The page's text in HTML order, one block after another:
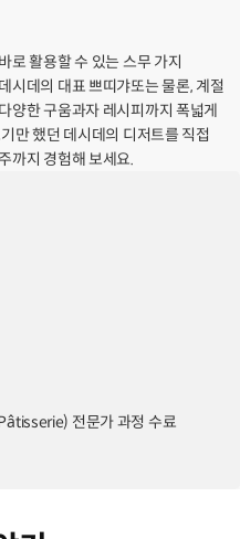
로 활용할 수 있는 스무 가지
시데의 대표 쁘띠갸또는 물론, 계절
양한 구움과자 레시피까지 폭넓게
만 했던 데시데의 디저트를 직접
까지 경험해 보세요.
전문가 과정 수료
데 협업 참여